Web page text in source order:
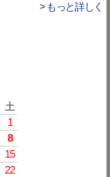
> もっと詳しく
土
1
8
15
22